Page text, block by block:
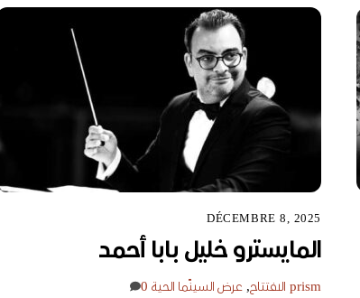
DÉCEMBRE 8, 2025
المايسترو خليل بابا أحمد
prism الافتتاح,عرض السينّما الحية 0